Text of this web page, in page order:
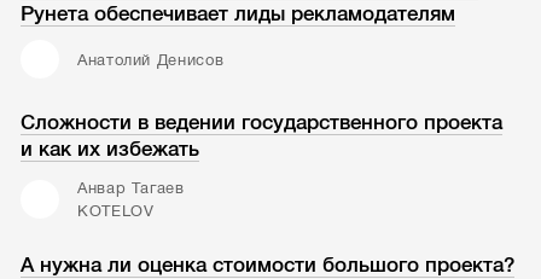
Рунета обеспечивает лиды рекламодателям
Анатолий Денисов
Сложности в ведении государственного проекта
и как их избежать
Анвар Тагаев
KOTELOV
А нужна ли оценка стоимости большого проекта?